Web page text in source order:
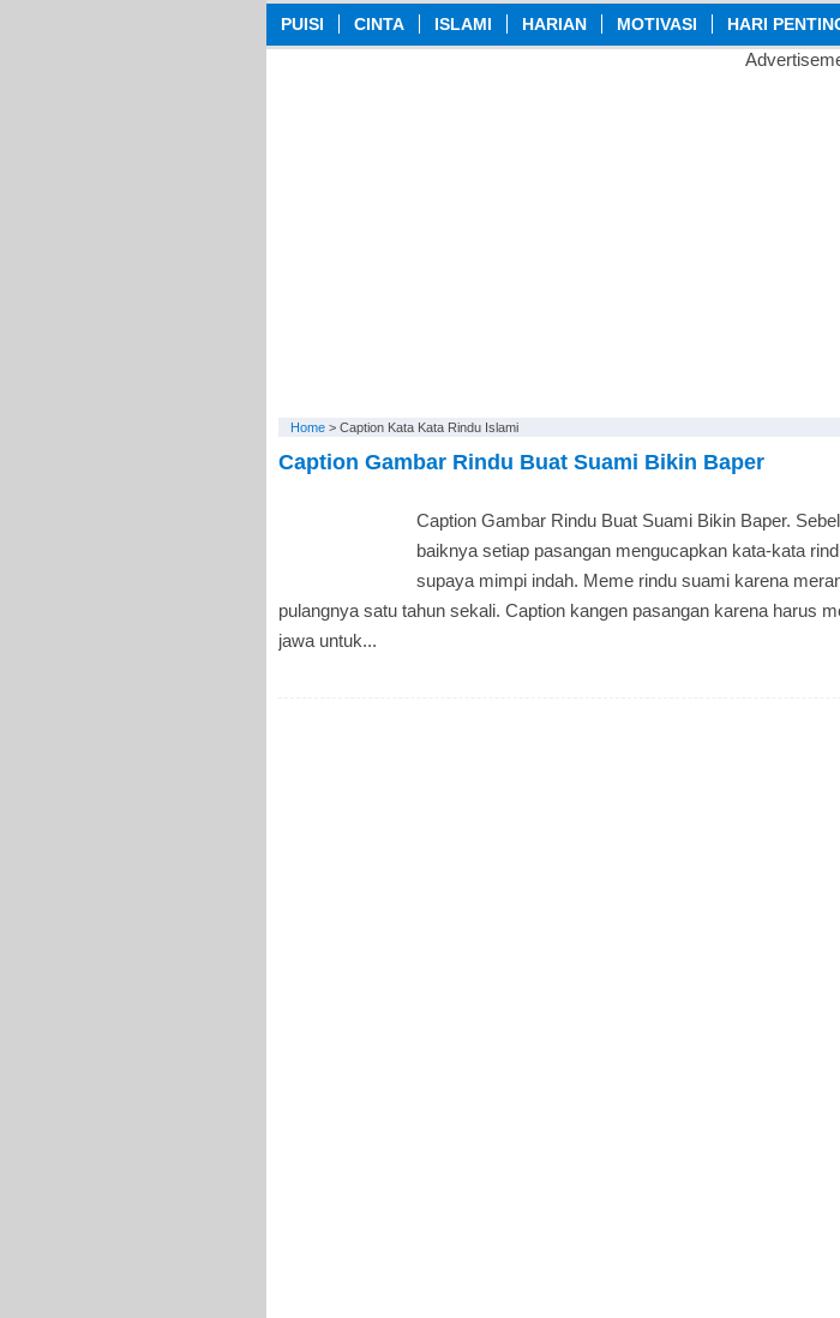
PUISI CINTA ISLAMI HARIAN MOTIVASI HARI
Home > Caption Kata Kata Rindu Islami
Caption Gambar Rindu Buat Suami Bikin Baper
Caption Gambar Rindu Buat Suami Bikin Baper.
baiknya setiap pasangan mengucapkan kata-kata
supaya mimpi indah. Meme rindu suami karena
pulangnya satu tahun sekali. Caption kangen pasangan karena harus
jawa untuk...